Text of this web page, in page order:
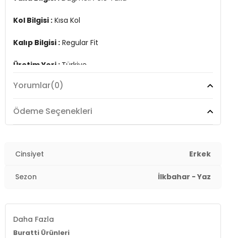
Kol Bilgisi : Kısa Kol
Kalıp Bilgisi : Regular Fit
Üretim Yeri : Türkiye
Yorumlar(0)
Ödeme Seçenekleri
Cinsiyet Erkek
Sezon İlkbahar - Yaz
Daha Fazla
Buratti Ürünleri